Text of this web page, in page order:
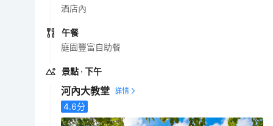
酒店內
午餐
庭園豐富自助餐
景點 · 下午
河內大教堂
4.6分